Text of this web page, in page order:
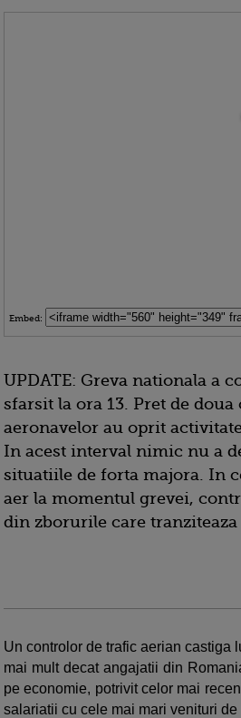
Embed:
UPDATE: Greva nationala a
sfarsit la ora 13. Pret de
aeronavelor au oprit
In acest interval nimic nu a
situatiile de forta majora. In
aer la momentul grevei,
din zborurile care
Un controlor de trafic aerian castiga
mai mult decat angajatii din
pe economie, potrivit celor mai
salariatii cu cele mai mari venituri